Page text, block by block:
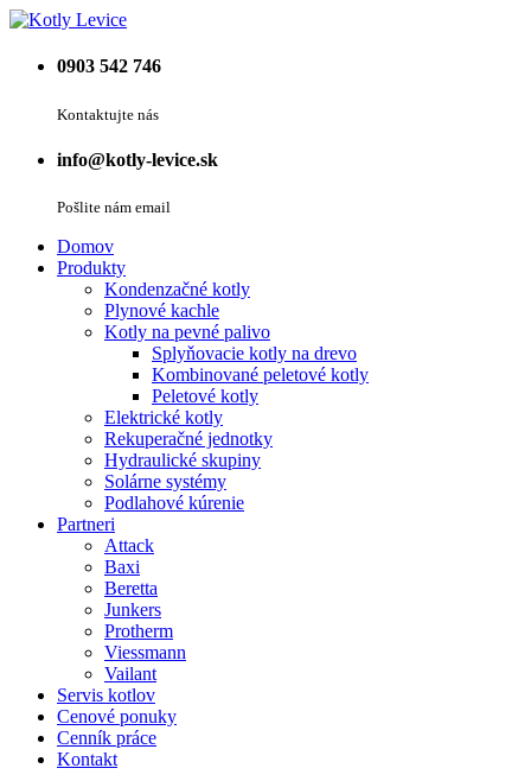
0903 542 746
Kontaktujte nás
info@kotly-levice.sk
Pošlite nám email
Domov
Produkty
Kondenzačné kotly
Plynové kachle
Kotly na pevné palivo
Splyňovacie kotly na drevo
Kombinované peletové kotly
Peletové kotly
Elektrické kotly
Rekuperačné jednotky
Hydraulické skupiny
Solárne systémy
Podlahové kúrenie
Partneri
Attack
Baxi
Beretta
Junkers
Protherm
Viessmann
Vailant
Servis kotlov
Cenové ponuky
Cenník práce
Kontakt